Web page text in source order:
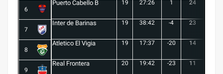
6
Puerto Cabello B 19 27:26 1 24
7
Inter de Barinas 19 38:42 -4 23
8
Atletico El Vigia 19 17:37 -20 14
9
Real Frontera 20 19:42 -23 11